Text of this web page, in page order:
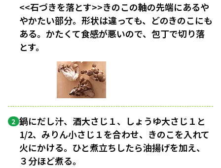
<<石づきを落とす>>きのこの軸の先端にあるや
やかたい部分。形状は違っても、どのきのこにも
ある。かたくて食感が悪いので、包丁で切り落
とす。
2 鍋にだし汁、酒大さじ１、しょうゆ大さじ１と
1/2、みりん小さじ１を合わせ、きのこを入れて
火にかける。ひと煮立ちしたら油揚げを加え、
３分ほど煮る。